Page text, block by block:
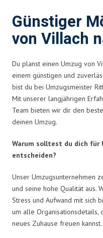
Günstiger
von Villach
Du planst einen Umzug von
einem günstigen und
bist du bei Umzugsmeister
Mit unserer langjährigen
Team bieten wir dir den
deinen Umzug.
Warum solltest du dich für
entscheiden?
Unser Umzugsunternehmen
und seine hohe Qualität aus.
Stress und Aufwand mit sich
um alle Organisationsdetails,
neues Zuhause freuen kannst.